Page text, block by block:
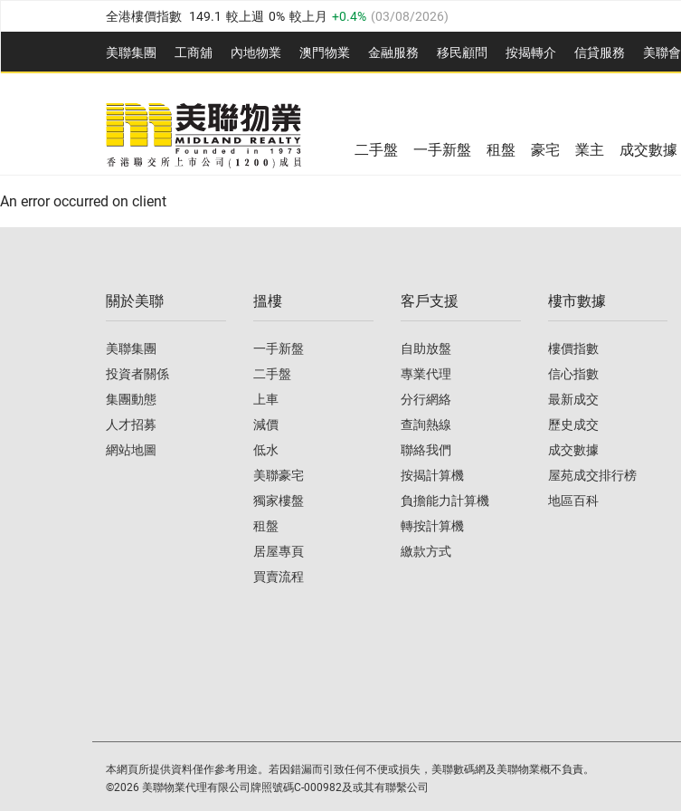
全港樓價指數 149.1 較上週 0% 較上月 0.4% (03/08/2026)
港島樓價指數 157.4 較上週 -0.3% 較上月 -0.8% (03/08/2026)
九龍樓價指數 156.4 較上週 -0.1% 較上月 0.3% (03/08/2026)
新界樓價指數 134.8 較上週 0.1%
美聯信心指數 77.1 較上週 0.7% 較上月 ( 03/08/2026
美聯集團 工商舖 內地物業 澳門物業 金融服務 移民顧問 按揭轉介 信貸服務 美聯會
全港樓價指數 149.1 較上週 0% 較上月
美聯信心指數 較上週 0.7% 03/08/2026)
二手盤 一手新盤 租盤 豪宅 業主 成交數據
An error occurred on client
關於美聯
美聯集團
投資者關係
集團動態
人才招募
網站地圖
搵樓
一手新盤
二手盤
上車
減價
低水
美聯豪宅
獨家樓盤
租盤
居屋專頁
買賣流程
客戶支援
自助放盤
專業代理
分行網絡
查詢熱線
聯絡我們
按揭計算機
負擔能力計算機
轉按計算機
繳款方式
樓市數據
樓價指數
信心指數
最新成交
歷史成交
成交數據
屋苑成交排行榜
地區百科
本網頁所提供資料僅作參考用途。若因錯漏而引致任何不便或損失，美聯數碼網及美聯物業概不負責。
©2026 美聯物業代理有限公司牌照號碼C-000982及或其有聯繫公司